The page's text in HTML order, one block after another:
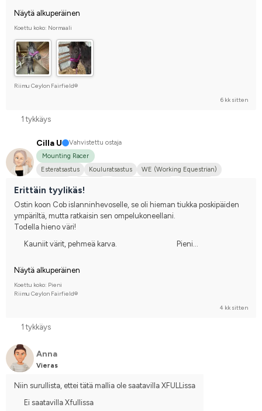
Näytä alkuperäinen
Koettu koko: Normaali
Riimu Ceylon Fairfield®
6 kk sitten
1 tykkäys
Cilla U
Vahvistettu ostaja
Mounting Racer
Esteratsastus
Kouluratsastus
WE (Working Equestrian)
Erittäin tyylikäs!
Ostin koon Cob islanninhevoselle, se oli hieman tiukka poskipäiden
ympäriltä, mutta ratkaisin sen ompelukoneellani.
Todella hieno väri!
Kauniit värit, pehmeä karva.
Pieni...
Näytä alkuperäinen
Koettu koko: Pieni
Riimu Ceylon Fairfield®
4 kk sitten
1 tykkäys
Anna
Vieras
Niin surullista, ettei tätä mallia ole saatavilla XFULLissa
Ei saatavilla Xfullissa